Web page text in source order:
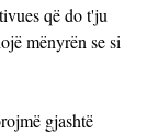
që do t'ju
mënyrën se si
gjashtë